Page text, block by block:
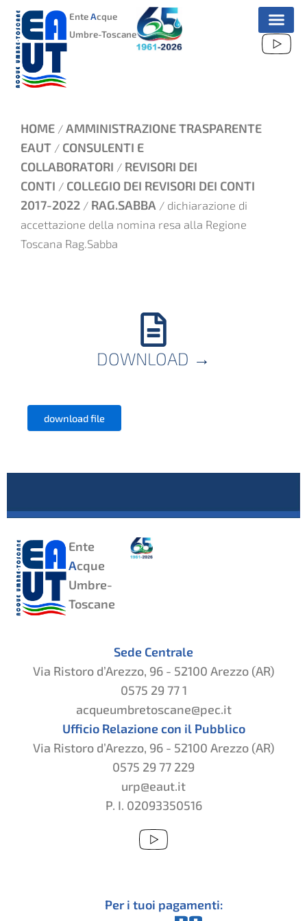
VAI
CONTENUTO
EnteAcque
Umbre-Toscane
HOME / AMMINISTRAZIONE TRASPARENTE
EAUT / CONSULENTI E
COLLABORATORI / REVISORI DEI
CONTI / COLLEGIO DEI REVISORI DEI CONTI
2017-2022 / RAG.SABBA / dichiarazione di
accettazione della nomina resa alla Regione
Toscana Rag.Sabba
DOWNLOAD →
download file
Ente
Acque
Umbre-
Toscane
Sede Centrale
Via Ristoro d’Arezzo, 96 - 52100 Arezzo (AR)
0575 29 77 1
acqueumbretoscane@pec.it
Ufficio Relazione con il Pubblico
Via Ristoro d’Arezzo, 96 - 52100 Arezzo (AR)
0575 29 77 229
urp@eaut.it
P. I. 02093350516
Per i tuoi pagamenti: